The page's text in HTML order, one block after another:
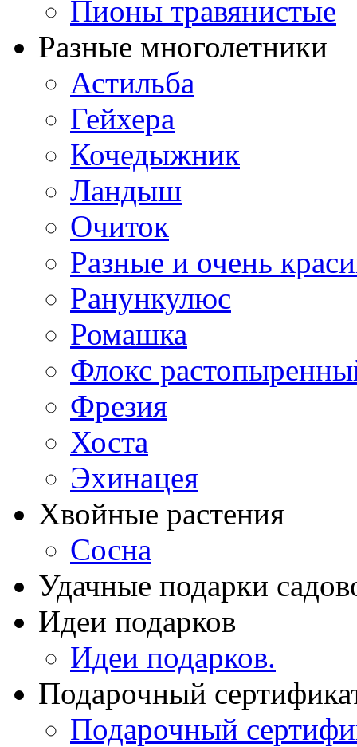
Пионы травянистые
Разные многолетники
Астильба
Гейхера
Кочедыжник
Ландыш
Очиток
Разные и очень
Ранункулюс
Ромашка
Флокс
Фрезия
Хоста
Эхинацея
Хвойные растения
Сосна
Удачные подарки
Идеи подарков
Идеи подарков.
Подарочный
Подарочный